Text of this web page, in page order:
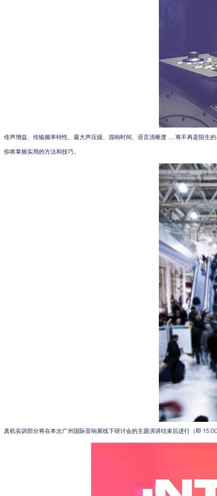
传声增益、 传输频率特性、 最大声压级、 混响时间 、 语言清晰度 … 将不再是陌生的
你将掌握实用的方法和技巧。
真机实训部分将在本次广州国际音响展线下研讨会的主题演讲结束后进行（即